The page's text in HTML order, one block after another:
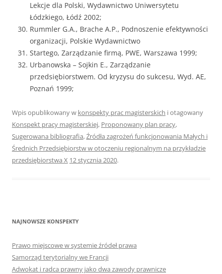
Lekcje dla Polski, Wydawnictwo Uniwersytetu
Łódzkiego, Łódź 2002;
Rummler G.A., Brache A.P., Podnoszenie efektywności
organizacji, Polskie Wydawnictwo
Startego, Zarządzanie firmą, PWE, Warszawa 1999;
Urbanowska – Sojkin E., Zarządzanie
przedsiębiorstwem. Od kryzysu do sukcesu, Wyd. AE,
Poznań 1999;
Wpis opublikowany w konspekty prac magisterskich i otagowany
Konspekt pracy magisterskiej, Proponowany plan pracy,
Sugerowana bibliografia,Źródła zagrożeń funkcjonowania Małych i
Średnich Przedsiębiorstw w otoczeniu regionalnym na przykładzie
przedsiębiorstwa X 12 stycznia 2020.
NAJNOWSZE KONSPEKTY
Prawo miejscowe w systemie źródeł prawa
Samorząd terytorialny we Francji
Adwokat i radca prawny jako dwa zawody prawnicze